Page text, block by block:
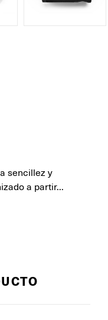
sencillez y
a partir...